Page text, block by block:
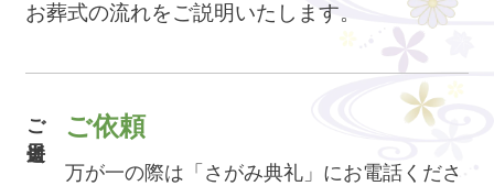
お葬式の流れをご説明いたします。
ご逝去日 ご依頼
万が一の際は「さがみ典礼」にお電話くださ